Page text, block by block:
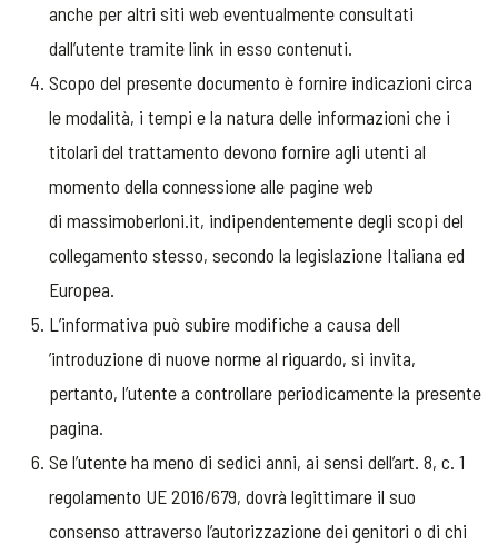
anche per altri siti web eventualmente consultati
dall’utente tramite link in esso contenuti.
Scopo del presente documento è fornire indicazioni circa
le modalità, i tempi e la natura delle informazioni che i
titolari del trattamento devono fornire agli utenti al
momento della connessione alle pagine web
di massimoberloni.it, indipendentemente degli scopi del
collegamento stesso, secondo la legislazione Italiana ed
Europea.
L’informativa può subire modifiche a causa dell
’introduzione di nuove norme al riguardo, si invita,
pertanto, l’utente a controllare periodicamente la presente
pagina.
Se l’utente ha meno di sedici anni, ai sensi dell’art. 8, c. 1
regolamento UE 2016/679, dovrà legittimare il suo
consenso attraverso l’autorizzazione dei genitori o di chi